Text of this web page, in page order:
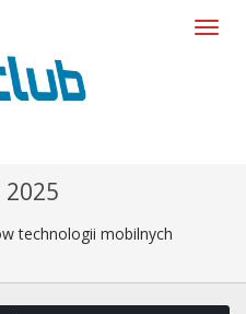
technologii mobilnych